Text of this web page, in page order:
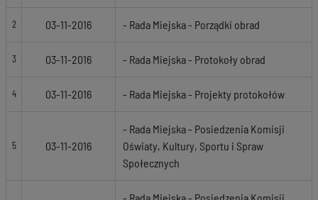
2 03-11-2016 - Rada Miejska - Porządki obrad
3 03-11-2016 - Rada Miejska - Protokoły obrad
4 03-11-2016 - Rada Miejska - Projekty protokołów
5 03-11-2016
- Rada Miejska - Posiedzenia Komisji
Oświaty, Kultury, Sportu i Spraw
Społecznych